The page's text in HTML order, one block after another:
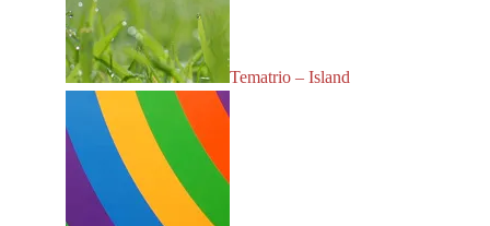
Tematrio – Island